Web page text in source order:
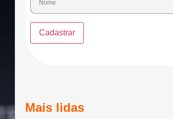
Mais lidas